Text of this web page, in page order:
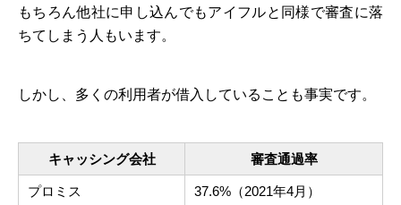
もちろん他社に申し込んでもアイフルと同様で審査に落
ちてしまう人もいます。
しかし、多くの利用者が借入していることも事実です。
キャッシング会社 審査通過率
プロミス 37.6%（2021年4月）